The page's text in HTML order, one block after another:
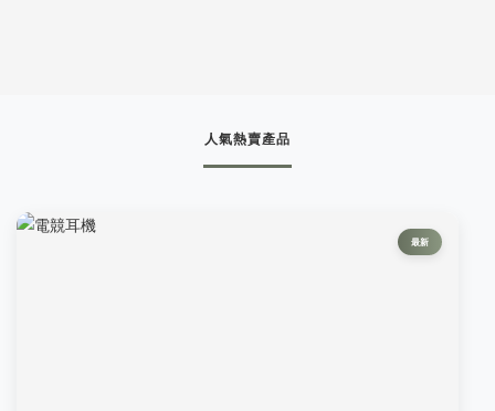
人氣熱賣產品
最新